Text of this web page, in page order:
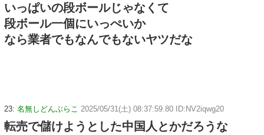
いっぱいの段ボールじゃなくて
段ボール一個にいっぺいか
なら業者でもなんでもないヤツだな
23: 名無しどんぶらこ 2025/05/31(土) 08:37:59.80 ID:NV2iqwg20
転売で儲けようとした中国人とかだろうな